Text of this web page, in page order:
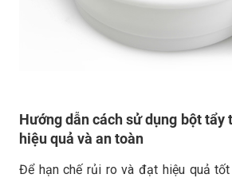
Hướng dẫn cách sử dụng bột tẩy
hiệu quả và an toàn
Để hạn chế rủi ro và đạt hiệu quả tốt